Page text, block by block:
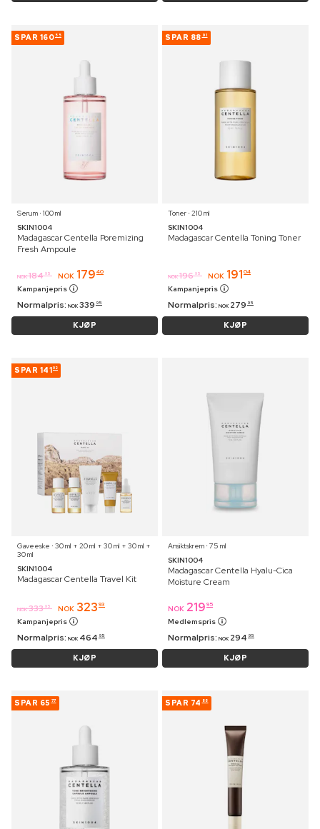
SPAR 160 55
Serum ⋅ 100 ml
SKIN1004
Madagascar Centella Poremizing
Fresh Ampoule
NOK 184 95 NOK 179 40
Kampanjepris
Normalpris: NOK 339 95
KJØP
SPAR 88 91
Toner ⋅ 210 ml
SKIN1004
Madagascar Centella Toning Toner
NOK 196 95 NOK 191 04
Kampanjepris
Normalpris: NOK 279 95
KJØP
SPAR 14102
Gaveeske ⋅ 30 ml + 20 ml + 30 ml + 30 ml +
30 ml
SKIN1004
Madagascar Centella Travel Kit
NOK 333 95 NOK 323 93
Kampanjepris
Normalpris: NOK 464 95
KJØP
Ansiktskrem ⋅ 75 ml
SKIN1004
Madagascar Centella Hyalu-Cica
Moisture Cream
NOK 219 95
Medlemspris
Normalpris: NOK 294 95
KJØP
SPAR 65 77 SPAR 74 88